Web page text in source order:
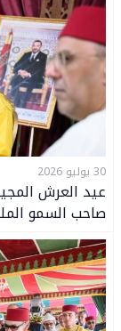
30 يوليو 2026
عيد العرش
صاحب السمو
وصاحب السمو